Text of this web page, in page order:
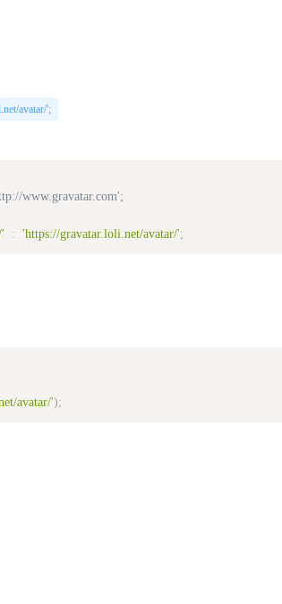
avatar/';
www.gravatar.com';
' : 'https://gravatar.loli.net/avatar/';
avatar/');